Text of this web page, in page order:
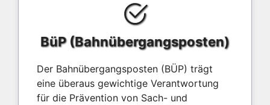
BüP (Bahnübergangsposten)
Der Bahnübergangsposten (BÜP) trägt
eine überaus gewichtige Verantwortung
für die Prävention von Sach- und